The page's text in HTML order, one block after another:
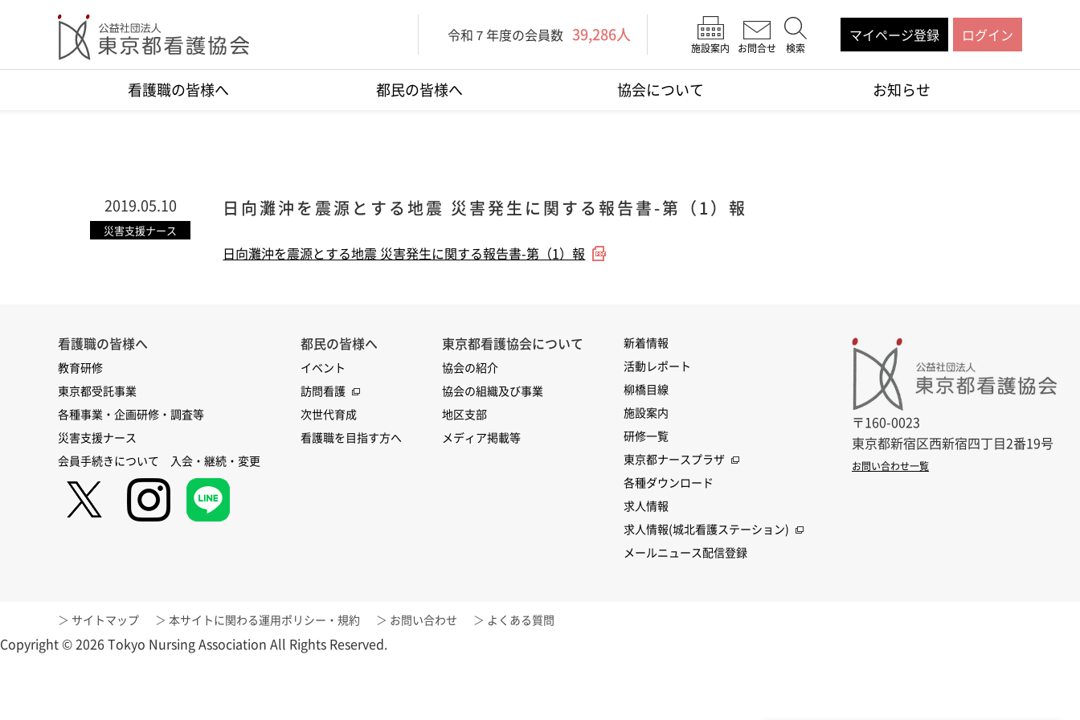
令和７年度の会員数 39,286人
施設案内 お問合せ 検索
マイページ登録 ログイン
看護職の皆様へ 都民の皆様へ 協会について お知らせ
2019.05.10
災害支援ナース
日向灘沖を震源とする地震 災害発生に関する報告書-第（1）報
日向灘沖を震源とする地震 災害発生に関する報告書-第（1）報
看護職の皆様へ
教育研修
東京都受託事業
各種事業・企画研修・調査等
災害支援ナース
会員手続きについて 入会・継続・変更
都民の皆様へ
イベント
訪問看護
次世代育成
看護職を目指す方へ
東京都看護協会について
協会の紹介
協会の組織及び事業
地区支部
メディア掲載等
新着情報
活動レポート
柳橋目線
施設案内
研修一覧
東京都ナースプラザ
各種ダウンロード
求人情報
求人情報(城北看護ステーション)
メールニュース配信登録
〒160-0023
東京都新宿区西新宿四丁目2番19号
お問い合わせ一覧
サイトマップ 本サイトに関わる運用ポリシー・規約 お問い合わせ よくある質問
Copyright © 2026 Tokyo Nursing Association All Rights Reserved.